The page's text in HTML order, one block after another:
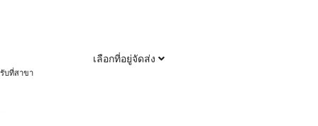
เลือกที่อยู่จัดส่ง
รับที่สาขา